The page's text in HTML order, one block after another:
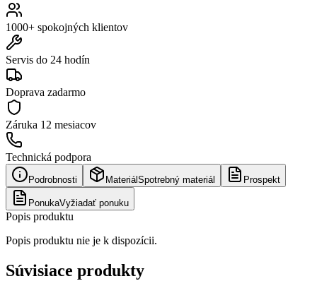
1000+ spokojných klientov
Servis do 24 hodín
Doprava zadarmo
Záruka 12 mesiacov
Technická podpora
Podrobnosti Materiál Spotrebný materiál Prospekt
PonukaVyžiadať ponuku
Popis produktu
Popis produktu nie je k dispozícii.
Súvisiace produkty